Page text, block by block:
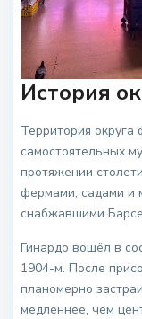
История
Территория
самостоятельных
протяжении
фермами, садами и
снабжавшими
Гинардо вошёл в
1904-м. После
планомерно
медленнее, чем